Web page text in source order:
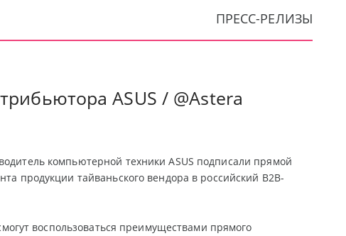
ПРЕСС-РЕЛИЗЫ
ASUS / @Astera
компьютерной техники ASUS подписали прямой
продукции тайваньского вендора в российский В2В-
воспользоваться преимуществами прямого